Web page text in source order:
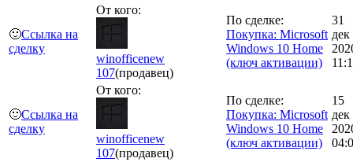
🙂Ссылка на
сделку
От кого:
winofficenew
107(продавец)
По сделке:
Покупка: Microsoft
Windows 10 Home
(ключ активации)
31
дек
🙂Ссылка на
сделку
От кого:
winofficenew
107(продавец)
По сделке:
Покупка: Microsoft
Windows 10 Home
(ключ активации)
15
дек